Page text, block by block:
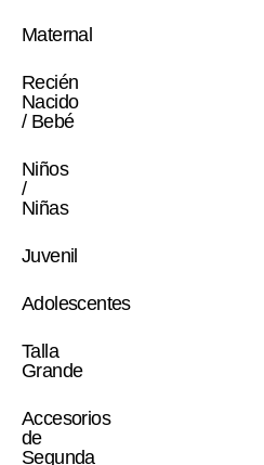
Maternal
Recién
Nacido
/ Bebé
Niños
/
Niñas
Juvenil
Adolescentes
Talla
Grande
Accesorios
de
Segunda